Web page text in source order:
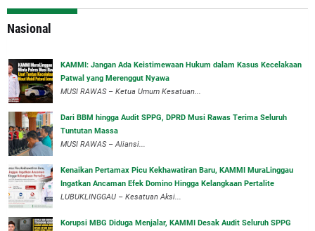
Nasional
‎KAMMI: Jangan Ada Keistimewaan Hukum dalam Kasus Kecelakaan
Patwal yang Merenggut Nyawa
‎MUSI RAWAS – Ketua Umum Kesatuan...
Dari BBM hingga Audit SPPG, DPRD Musi Rawas Terima Seluruh
Tuntutan Massa
MUSI RAWAS – Aliansi...
‎Kenaikan Pertamax Picu Kekhawatiran Baru, KAMMI MuraLinggau
Ingatkan Ancaman Efek Domino Hingga Kelangkaan Pertalite
‎LUBUKLINGGAU – Kesatuan Aksi...
Korupsi MBG Diduga Menjalar, KAMMI Desak Audit Seluruh SPPG